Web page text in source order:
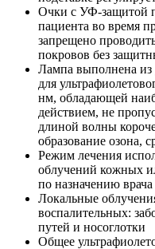
Очки с УФ-защитой
пациента во время
запрещено
покровов без
Лампа выполнена из
для
нм, обладающей
действием, не
длиной волны
образование озона,
Режим лечения
облучений кожных
по назначению врача
Локальные
воспалительных:
путей и носоглотки
Общее